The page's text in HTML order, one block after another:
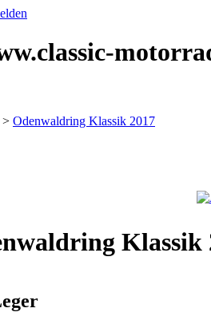
> Odenwaldring Klassik 2017